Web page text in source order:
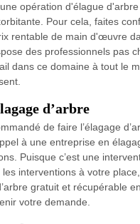
opération d'élague
Pour cela, faites
rentable de main d'œuvre
des professionnels pas
dans ce domaine à tout le
d’arbre
de faire l’élagage
à une entreprise en
Puisque c’est une
les interventions à votre
gratuit et récupérable
votre demande.